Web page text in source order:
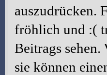
auszudrücken.
fröhlich und :(
Beitrags
sie können